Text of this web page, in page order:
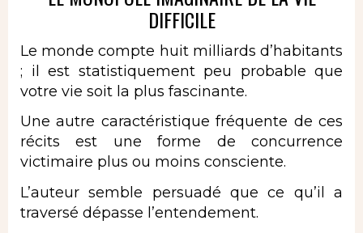
DIFFICILE
Le monde compte huit milliards d’habitants
; il est statistiquement peu probable que
votre vie soit la plus fascinante.
Une autre caractéristique fréquente de ces
récits est une forme de concurrence
victimaire plus ou moins consciente.
L’auteur semble persuadé que ce qu’il a
traversé dépasse l’entendement.